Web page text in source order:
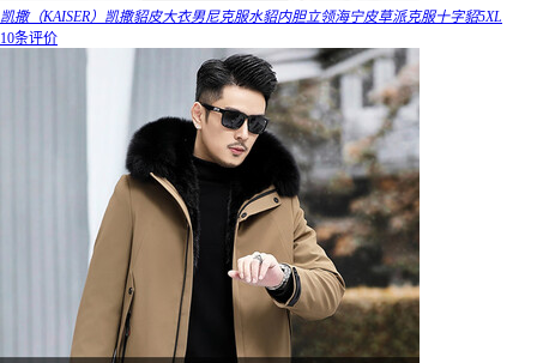
凯撒（KAISER）凯撒貂皮大衣男尼克服水貂内胆立领海宁皮草派克服十字貂5XL
10条评价